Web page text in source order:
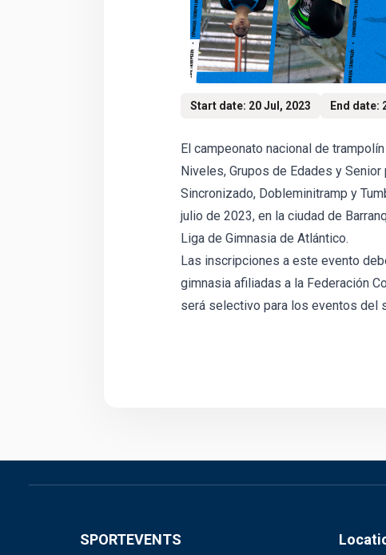
Start date: 20 Jul, 2023 End date:
El campeonato nacional de
Niveles, Grupos de Edades y Senior
Sincronizado, Dobleminitramp y
julio de 2023, en la ciudad de
Liga de Gimnasia de Atlántico.
Las inscripciones a este evento
gimnasia afiliadas a la Federación
será selectivo para los eventos del
SPORTEVENTS